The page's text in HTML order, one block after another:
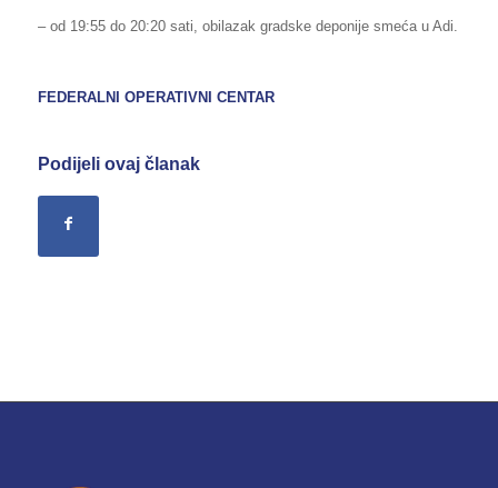
– od 19:55 do 20:20 sati, obilazak gradske deponije smeća u Adi.
FEDERALNI OPERATIVNI CENTAR
Podijeli ovaj članak